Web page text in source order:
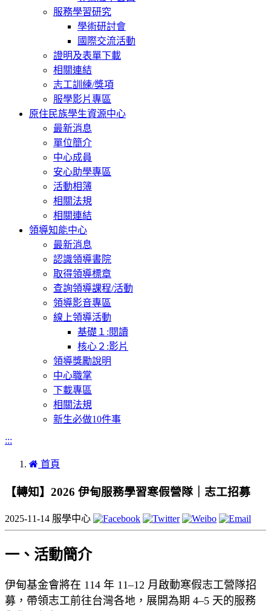
服務學習研究
學術研討會
國際交流活動
證明及表單下載
相關連結
志工訓練/獎項
服學影片專區
原住民族學生資源中心
最新消息
單位簡介
中心成員
安心助學專區
活動相簿
相關法規
相關連結
領導知能中心
最新消息
認識領導書院
取得領導標章
查詢領導課程/活動
領導影音專區
線上領導活動
基礎１:閱讀
核心２:影片
領導獎勵說明
中心職掌
下載專區
相關法規
新生必做10件事
:::
首頁
【轉知】2026 伊甸服務學習寒假營隊｜志工招募
2025-11-14 服學中心
一、活動簡介
伊甸基金會將在 114 年 11–12 月啟動寒假志工營隊招
募，帶領志工前往台灣各地，展開為期 4–5 天的服務